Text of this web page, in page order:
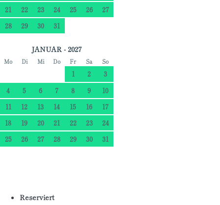
21
22 23 24 25 26
27
28
29 30 31
JANUAR - 2027
Mo Di Mi Do Fr Sa So
1 2
3
4
5 6 7 8 9
10
11
12 13 14 15 16
17
18
19 20 21 22 23
24
25
26 27 28 29 30 31
Reserviert